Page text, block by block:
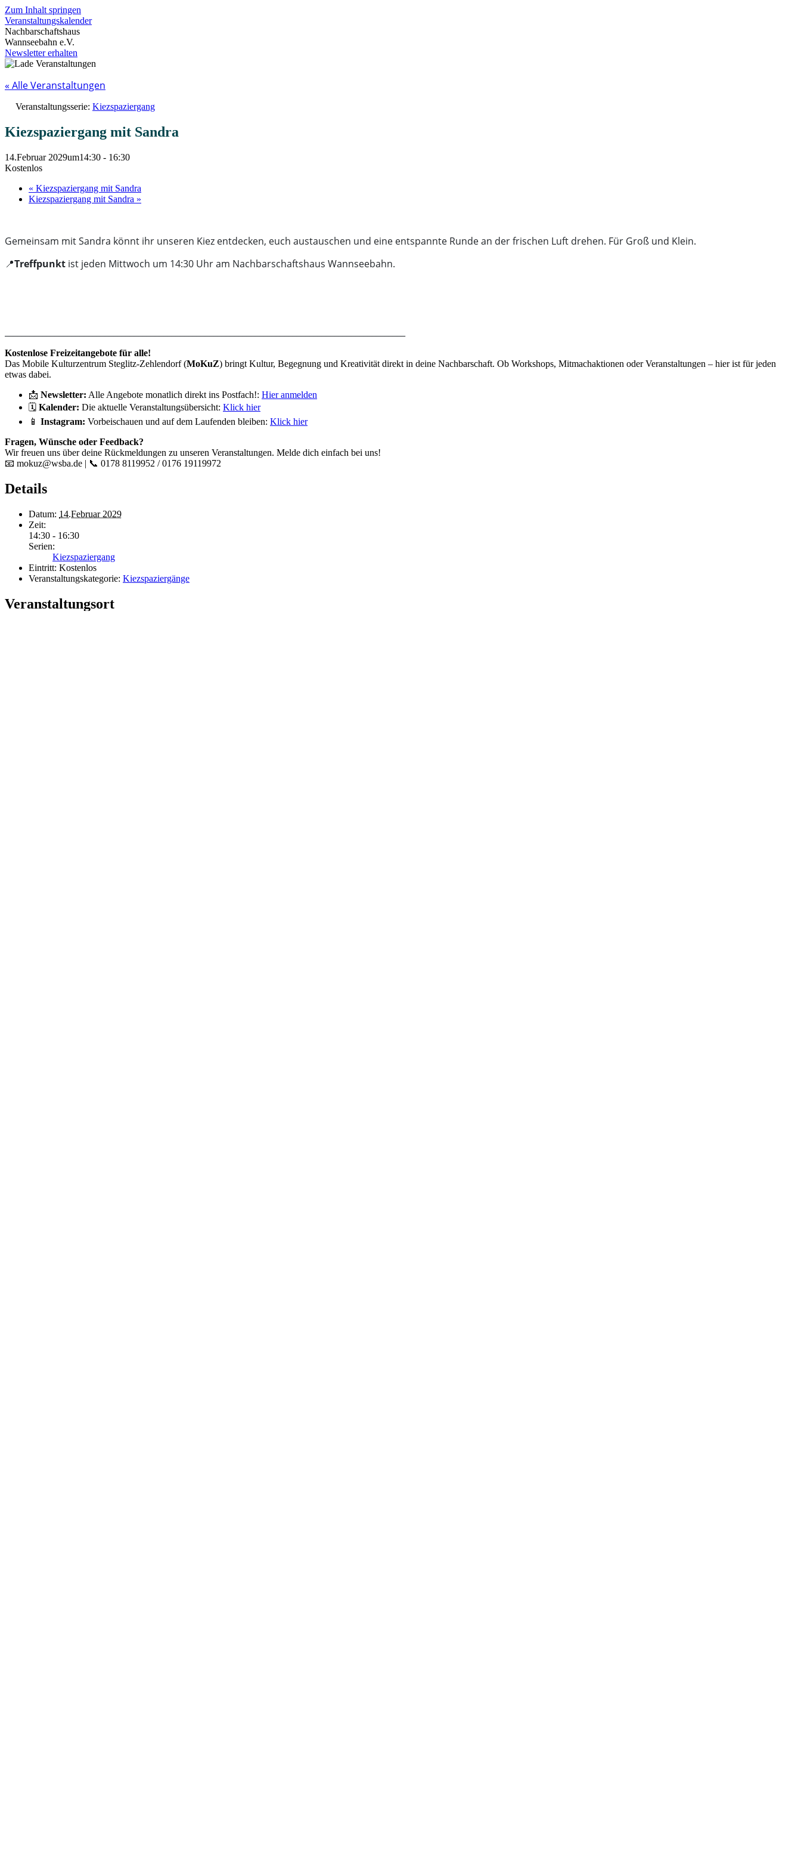
Zum Inhalt springen
Veranstaltungskalender
Nachbarschaftshaus
Wannseebahn e.V.
Newsletter erhalten
« Alle Veranstaltungen
Veranstaltungsserie: Kiezspaziergang
Kiezspaziergang mit Sandra
14.Februar 2029um14:30 - 16:30
Kostenlos
« Kiezspaziergang mit Sandra
Kiezspaziergang mit Sandra »
Gemeinsam mit Sandra könnt ihr unseren Kiez entdecken, euch austauschen und eine entspannte Runde an der frischen Luft drehen. Für Groß und Klein.
📍Treffpunkt ist jeden Mittwoch um 14:30 Uhr am Nachbarschaftshaus Wannseebahn.
Kostenlose Freizeitangebote für alle!
Das Mobile Kulturzentrum Steglitz-Zehlendorf (MoKuZ) bringt Kultur, Begegnung und Kreativität direkt in deine Nachbarschaft. Ob Workshops, Mitmachaktionen oder Veranstaltungen – hier ist für jeden
etwas dabei.
📩 Newsletter: Alle Angebote monatlich direkt ins Postfach!: Hier anmelden
🗓️ Kalender: Die aktuelle Veranstaltungsübersicht: Klick hier
📱 Instagram: Vorbeischauen und auf dem Laufenden bleiben: Klick hier
Fragen, Wünsche oder Feedback?
Wir freuen uns über deine Rückmeldungen zu unseren Veranstaltungen. Melde dich einfach bei uns!
📧 mokuz@wsba.de | 📞 0178 8119952 / 0176 19119972
Details
Datum: 14.Februar 2029
Zeit:
14:30 - 16:30
Serien:
Kiezspaziergang
Eintritt: Kostenlos
Veranstaltungskategorie: Kiezspaziergänge
Veranstaltungsort